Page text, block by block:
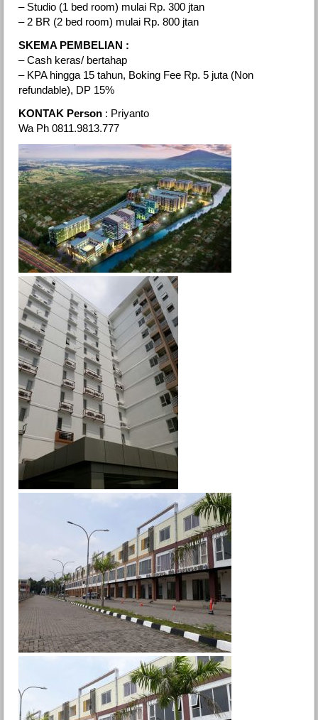
– Studio (1 bed room) mulai Rp. 300 jtan
– 2 BR (2 bed room) mulai Rp. 800 jtan
SKEMA PEMBELIAN :
– Cash keras/ bertahap
– KPA hingga 15 tahun, Boking Fee Rp. 5 juta (Non
refundable), DP 15%
KONTAK Person : Priyanto
Wa Ph 0811.9813.777